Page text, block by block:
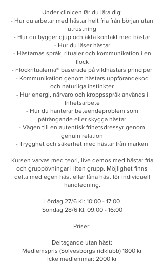
Under clinicen får du lära dig:
- Hur du arbetar med hästar helt fria från början utan
utrustning
- Hur du bygger djup och äkta kontakt med hästar
- Hur du läser hästar
- Hästarnas språk, ritualer och kommunikation i en
flock
- Flockritualerna® baserade på vildhästars principer
- Kommunikation genom hästars uppförandekod
och naturliga instinkter
- Hur energi, närvaro och kroppsspråk används i
frihetsarbete
- Hur du hanterar beteendeproblem som
påträngande eller skygga hästar
- Vägen till en autentisk frihetsdressyr genom
genuin relation
- Trygghet och säkerhet med hästar från marken
Kursen varvas med teori, live demos med hästar fria
och gruppövningar i liten grupp. Möjlighet finns
delta med egen häst eller låna häst för individuell
handledning.
Lördag 27/6 Kl: 10:00 - 17:00
Söndag 28/6 Kl: 09:00 - 16:00
Priser:
Deltagande utan häst:
Medlemspris (Sölvesborgs ridklubb) 1800 kr
Icke medlemmar: 2000 kr